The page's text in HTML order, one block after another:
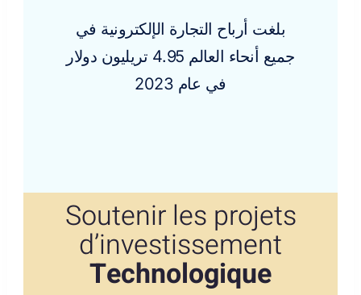
بلغت أرباح التجارة الإلكترونية في
جميع أنحاء العالم 4.95 تريليون دولار
في عام 2023
Soutenir les projets
d’investissement
Technologique